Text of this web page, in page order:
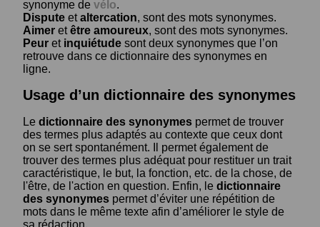
synonyme de vélo.
Dispute etaltercation, sont des mots synonymes.
Aimer etêtre amoureux, sont des mots synonymes.
Peur et inquiétude sont deux synonymes que l’on
retrouve dans ce dictionnaire des synonymes en
ligne.
Usage d’un dictionnaire des synonymes
Le dictionnaire des synonymes permet de trouver
des termes plus adaptés au contexte que ceux dont
on se sert spontanément. Il permet également de
trouver des termes plus adéquat pour restituer un trait
caractéristique, le but, la fonction, etc. de la chose, de
l'être, de l'action en question. Enfin, le dictionnaire
des synonymes permet d’éviter une répétition de
mots dans le même texte afin d’améliorer le style de
sa rédaction.